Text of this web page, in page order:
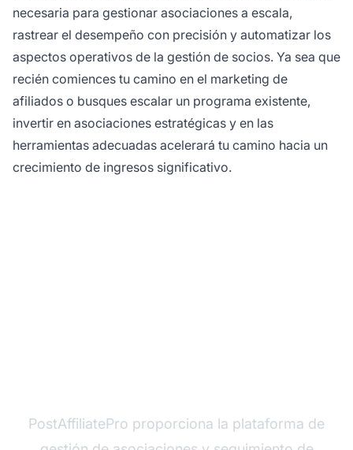
necesaria para gestionar asociaciones a escala,
rastrear el desempeño con precisión y automatizar los
aspectos operativos de la gestión de socios. Ya sea que
recién comiences tu camino en el marketing de
afiliados o busques escalar un programa existente,
invertir en asociaciones estratégicas y en las
herramientas adecuadas acelerará tu camino hacia un
crecimiento de ingresos significativo.
PostAffiliatePro proporciona la plataforma de